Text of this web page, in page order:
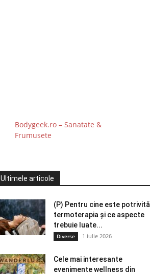
Bodygeek.ro – Sanatate &
Frumusete
Ultimele articole
(P) Pentru cine este potrivită
termoterapia și ce aspecte
trebuie luate...
Diverse 1 iulie 2026
Cele mai interesante
evenimente wellness din